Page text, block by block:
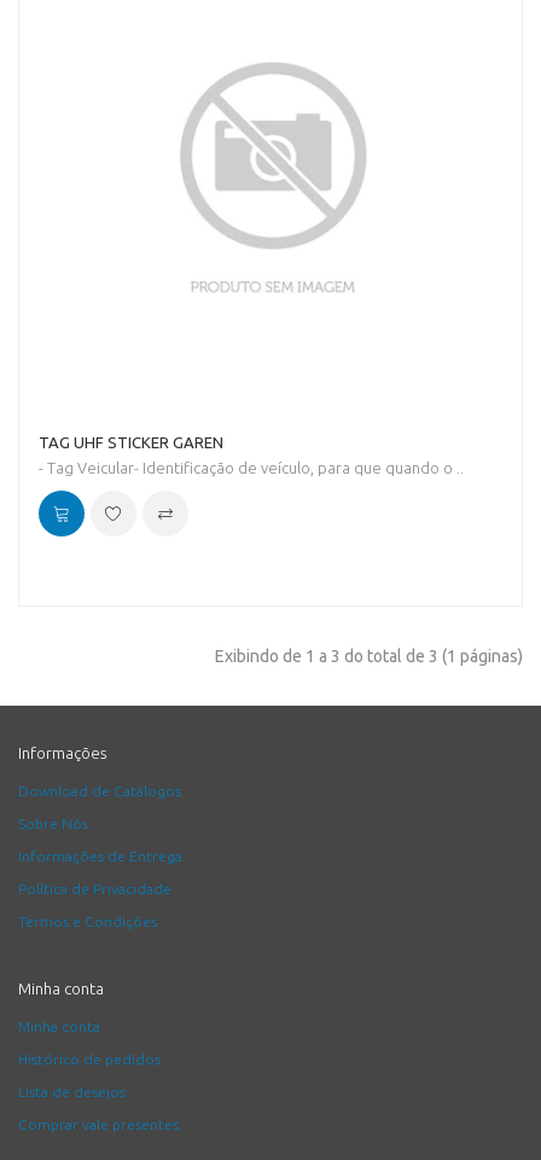
TAG UHF STICKER GAREN
- Tag Veicular- Identificação de veículo, para que quando o ..
Exibindo de 1 a 3 do total de 3 (1 páginas)
Informações
Download de Catálogos
Sobre Nós
Informações de Entrega
Política de Privacidade
Termos e Condições
Minha conta
Minha conta
Histórico de pedidos
Lista de desejos
Comprar vale presentes